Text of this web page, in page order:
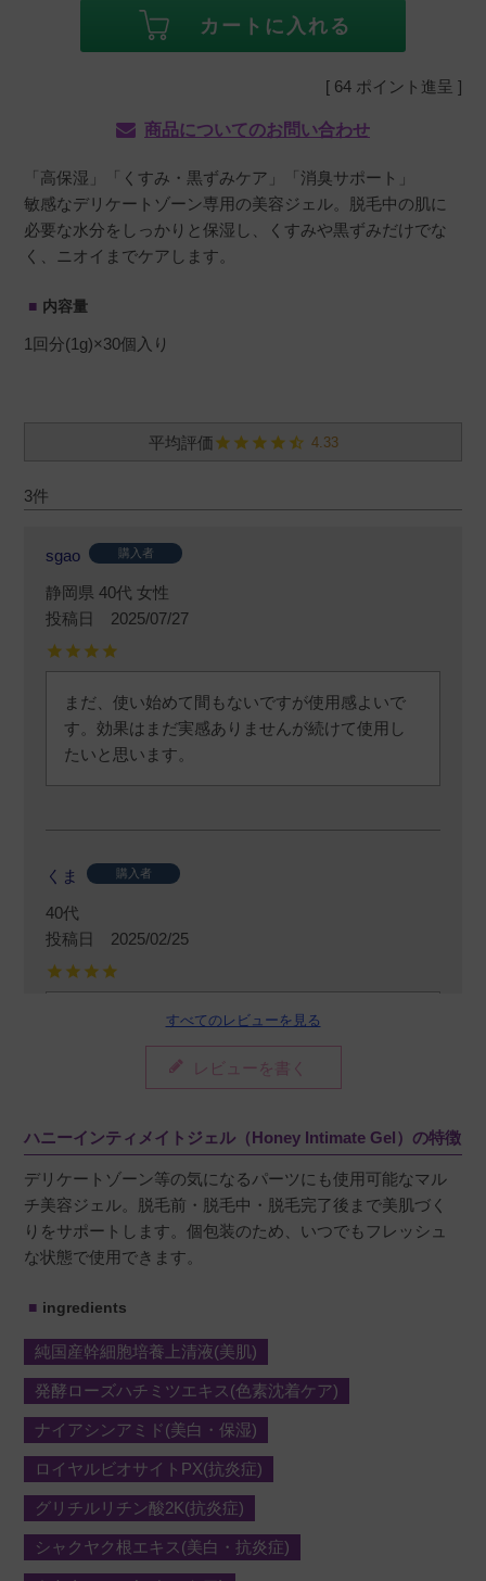
カートに入れる
[ 64 ポイント進呈 ]
商品についてのお問い合わせ
「高保湿」「くすみ・黒ずみケア」「消臭サポート」
敏感なデリケートゾーン専用の美容ジェル。脱毛中の肌に
必要な水分をしっかりと保湿し、くすみや黒ずみだけでな
く、ニオイまでケアします。
内容量
1回分(1g)×30個入り
4.33
3
sgao 購入者
静岡県 40代 女性
投稿日
2025/07/27
まだ、使い始めて間もないですが使用感よいで
す。効果はまだ実感ありませんが続けて使用し
たいと思います。
くま 購入者
40代
投稿日
2025/02/25
膝などの黒ずみに使ってます、持ち運びも出来
てジム後とかでも便利です
美羽
非公開
投稿日
2024/05/13
持ち運びしやすく乾燥を防ぎながら、色素沈着
も解消できます。
すべてのレビューを見る
レビューを書く
ハニーインティメイトジェル（Honey Intimate Gel）の特徴
デリケートゾーン等の気になるパーツにも使用可能なマル
チ美容ジェル。脱毛前・脱毛中・脱毛完了後まで美肌づく
りをサポートします。個包装のため、いつでもフレッシュ
な状態で使用できます。
ingredients
純国産幹細胞培養上清液(美肌)
発酵ローズハチミツエキス(色素沈着ケア)
ナイアシンアミド(美白・保湿)
ロイヤルビオサイトPX(抗炎症)
グリチルリチン酸2K(抗炎症)
シャクヤク根エキス(美白・抗炎症)